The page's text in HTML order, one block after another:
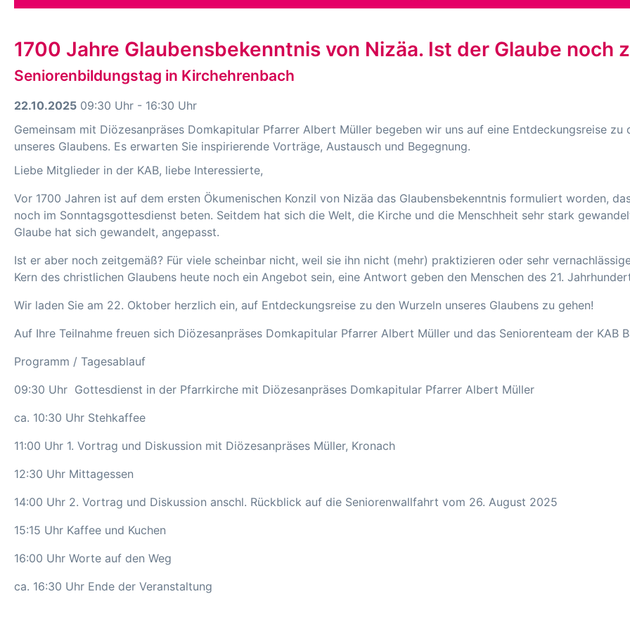
1700 Jahre Glaubensbekenntnis von Nizäa. Ist der Glaube noch
Seniorenbildungstag in Kirchehrenbach
22.10.2025 09:30 Uhr - 16:30 Uhr
Gemeinsam mit Diözesanpräses Domkapitular Pfarrer Albert Müller begeben wir uns auf eine Entdeckungsreise zu
unseres Glaubens. Es erwarten Sie inspirierende Vorträge, Austausch und Begegnung.
Liebe Mitglieder in der KAB, liebe Interessierte,
Vor 1700 Jahren ist auf dem ersten Ökumenischen Konzil von Nizäa das Glaubensbekenntnis formuliert worden,
noch im Sonntagsgottesdienst beten. Seitdem hat sich die Welt, die Kirche und die Menschheit sehr stark
Glaube hat sich gewandelt, angepasst.
Ist er aber noch zeitgemäß? Für viele scheinbar nicht, weil sie ihn nicht (mehr) praktizieren oder sehr
Kern des christlichen Glaubens heute noch ein Angebot sein, eine Antwort geben den Menschen des 21.
Wir laden Sie am 22. Oktober herzlich ein, auf Entdeckungsreise zu den Wurzeln unseres Glaubens zu gehen!
Auf Ihre Teilnahme freuen sich Diözesanpräses Domkapitular Pfarrer Albert Müller und das Seniorenteam der KAB
Programm / Tagesablauf
09:30 Uhr Gottesdienst in der Pfarrkirche mit Diözesanpräses Domkapitular Pfarrer Albert Müller
ca. 10:30 Uhr Stehkaffee
11:00 Uhr 1. Vortrag und Diskussion mit Diözesanpräses Müller, Kronach
12:30 Uhr Mittagessen
14:00 Uhr 2. Vortrag und Diskussion anschl. Rückblick auf die Seniorenwallfahrt vom 26. August 2025
15:15 Uhr Kaffee und Kuchen
16:00 Uhr Worte auf den Weg
ca. 16:30 Uhr Ende der Veranstaltung